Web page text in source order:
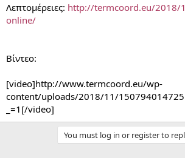
Λεπτομέρειες: http://termcoord.eu/2018/
online/
Βίντεο:
[video]http://www.termcoord.eu/wp-
content/uploads/2018/11/
_=1[/video]
You must log in or register to